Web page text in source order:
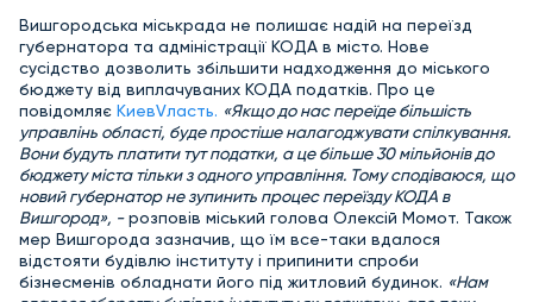
Вишгородська міськрада не полишає надій на переїзд
губернатора та адміністрації КОДА в місто. Нове
сусідство дозволить збільшити надходження до міського
бюджету від виплачуваних КОДА податків. Про це
повідомляє KиевVласть. «Якщо до нас переїде більшість
управлінь області, буде простіше налагоджувати спілкування.
Вони будуть платити тут податки, а це більше 30 мільйонів до
бюджету міста тільки з одного управління. Тому сподіваюся, що
новий губернатор не зупинить процес переїзду КОДА в
Вишгород», -розповів міський голова Олексій Момот. Також
мер Вишгорода зазначив, що їм все-таки вдалося
відстояти будівлю інституту і припинити спроби
бізнесменів обладнати його під житловий будинок. «Нам